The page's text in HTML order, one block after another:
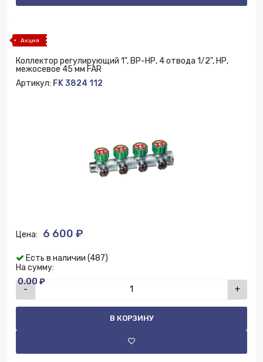
Акция
Коллектор регулирующий 1", ВР-НР, 4 отвода 1/2", НР,
межосевое 45 мм FAR
Артикул: FK 3824 112
Цена: 6 600 ₽
Есть в наличии (487)
На сумму:
0.00 ₽
- +
В КОРЗИНУ